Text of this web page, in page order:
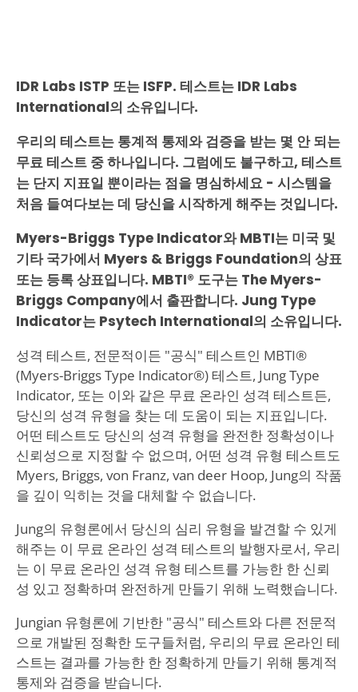
IDR Labs ISTP 또는 ISFP. 테스트는 IDR Labs
International의 소유입니다.
우리의 테스트는 통계적 통제와 검증을 받는 몇 안 되는
무료 테스트 중 하나입니다. 그럼에도 불구하고, 테스트
는 단지 지표일 뿐이라는 점을 명심하세요 - 시스템을
처음 들여다보는 데 당신을 시작하게 해주는 것입니다.
Myers-Briggs Type Indicator와 MBTI는 미국 및
기타 국가에서 Myers & Briggs Foundation의 상표
또는 등록 상표입니다. MBTI® 도구는 The Myers-
Briggs Company에서 출판합니다. Jung Type
Indicator는 Psytech International의 소유입니다.
성격 테스트, 전문적이든 "공식" 테스트인 MBTI®
(Myers-Briggs Type Indicator®) 테스트, Jung Type
Indicator, 또는 이와 같은 무료 온라인 성격 테스트든,
당신의 성격 유형을 찾는 데 도움이 되는 지표입니다.
어떤 테스트도 당신의 성격 유형을 완전한 정확성이나
신뢰성으로 지정할 수 없으며, 어떤 성격 유형 테스트도
Myers, Briggs, von Franz, van deer Hoop, Jung의 작품
을 깊이 익히는 것을 대체할 수 없습니다.
Jung의 유형론에서 당신의 심리 유형을 발견할 수 있게
해주는 이 무료 온라인 성격 테스트의 발행자로서, 우리
는 이 무료 온라인 성격 유형 테스트를 가능한 한 신뢰
성 있고 정확하며 완전하게 만들기 위해 노력했습니다.
Jungian 유형론에 기반한 "공식" 테스트와 다른 전문적
으로 개발된 정확한 도구들처럼, 우리의 무료 온라인 테
스트는 결과를 가능한 한 정확하게 만들기 위해 통계적
통제와 검증을 받습니다.